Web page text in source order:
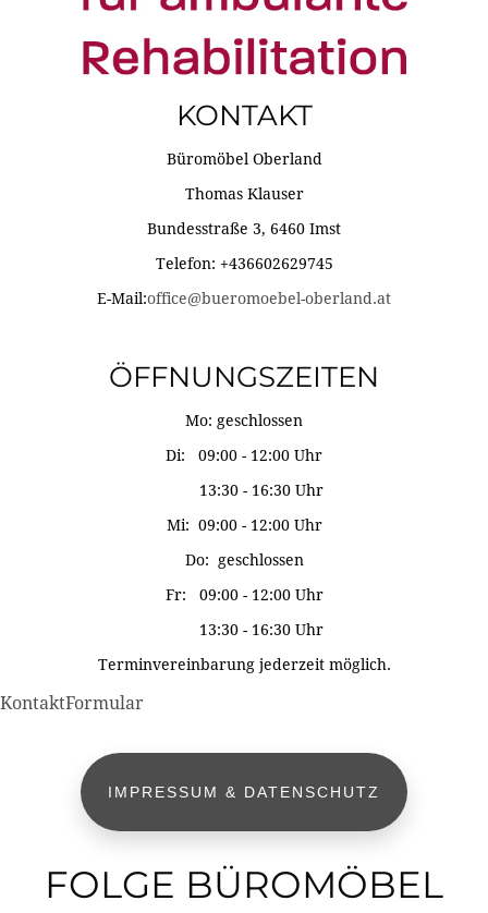
KONTAKT
Büromöbel Oberland
Thomas Klauser
Bundesstraße 3, 6460 Imst
Telefon: +436602629745
E-Mail:office@bueromoebel-oberland.at
ÖFFNUNGSZEITEN
Mo: geschlossen
Di: 09:00 - 12:00 Uhr
13:30 - 16:30 Uhr
Mi: 09:00 - 12:00 Uhr
Do: geschlossen
Fr: 09:00 - 12:00 Uhr
13:30 - 16:30 Uhr
Terminvereinbarung jederzeit möglich.
KontaktFormular
IMPRESSUM & DATENSCHUTZ
FOLGE BÜROMÖBEL